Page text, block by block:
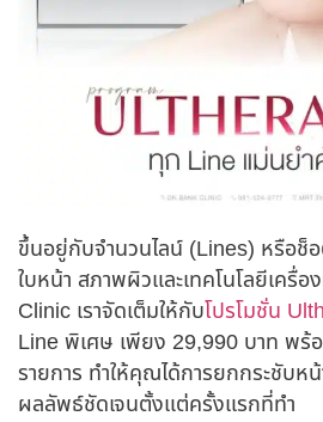
ขึ้นอยู่กับจำนวนไลน์ (Lines) หรือช็
ใบหน้า สภาพผิวและเทคโนโลยีเครื่
Clinic เราจัดเต็มให้กับโปรโมชั่น
Line พิเศษ เพียง 29,990 บาท พ
รายการ ทำให้คุณได้การยกกระชับห
ผลลัพธ์ชัดเจนตั้งแต่ครั้งแรกที่ทำ